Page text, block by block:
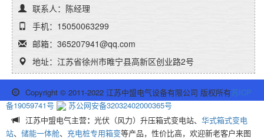
联系人：陈经理
手机：15050063299
邮箱：365207941@qq.com
地址：江苏省徐州市睢宁县高新区创业路2号
Copyright © 2011-2022 江苏中盟电气设备有限公司 版权所有苏ICP
备19059741号
苏公网安备32032402000365号
江苏中盟电气主营： 光伏（风力）升压箱式变电站、 华式箱式变电
站、 储能一体舱、 充电桩专用箱变等产品，性价比高，欢迎新老客户来图